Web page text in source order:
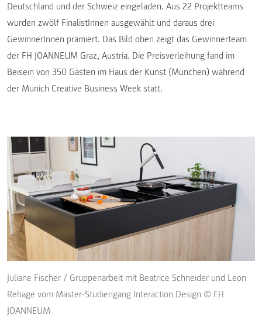
Deutschland und der Schweiz eingeladen. Aus 22 Projektteams
wurden zwölf FinalistInnen ausgewählt und daraus drei
GewinnerInnen prämiert. Das Bild oben zeigt das Gewinnerteam
der FH JOANNEUM Graz, Austria. Die Preisverleihung fand im
Beisein von 350 Gästen im Haus der Kunst (München) während
der Munich Creative Business Week statt.
Juliane Fischer / Gruppenarbeit mit Beatrice Schneider und Leon
Rehage vom Master-Studiengang Interaction Design © FH
JOANNEUM